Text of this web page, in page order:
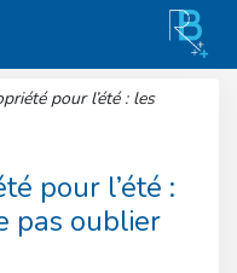
pour l’été : les
pour l’été :
pas oublier